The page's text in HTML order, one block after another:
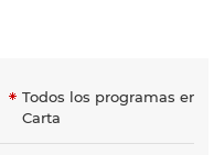
Todos los programas en
Carta